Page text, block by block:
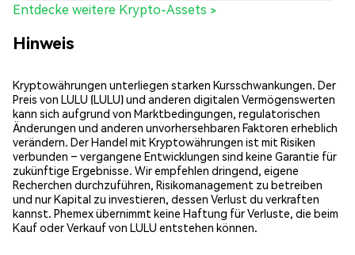
Entdecke weitere Krypto-Assets >
Hinweis
Kryptowährungen unterliegen starken Kursschwankungen. Der
Preis von LULU (LULU) und anderen digitalen Vermögenswerten
kann sich aufgrund von Marktbedingungen, regulatorischen
Änderungen und anderen unvorhersehbaren Faktoren erheblich
verändern. Der Handel mit Kryptowährungen ist mit Risiken
verbunden – vergangene Entwicklungen sind keine Garantie für
zukünftige Ergebnisse. Wir empfehlen dringend, eigene
Recherchen durchzuführen, Risikomanagement zu betreiben
und nur Kapital zu investieren, dessen Verlust du verkraften
kannst. Phemex übernimmt keine Haftung für Verluste, die beim
Kauf oder Verkauf von LULU entstehen können.